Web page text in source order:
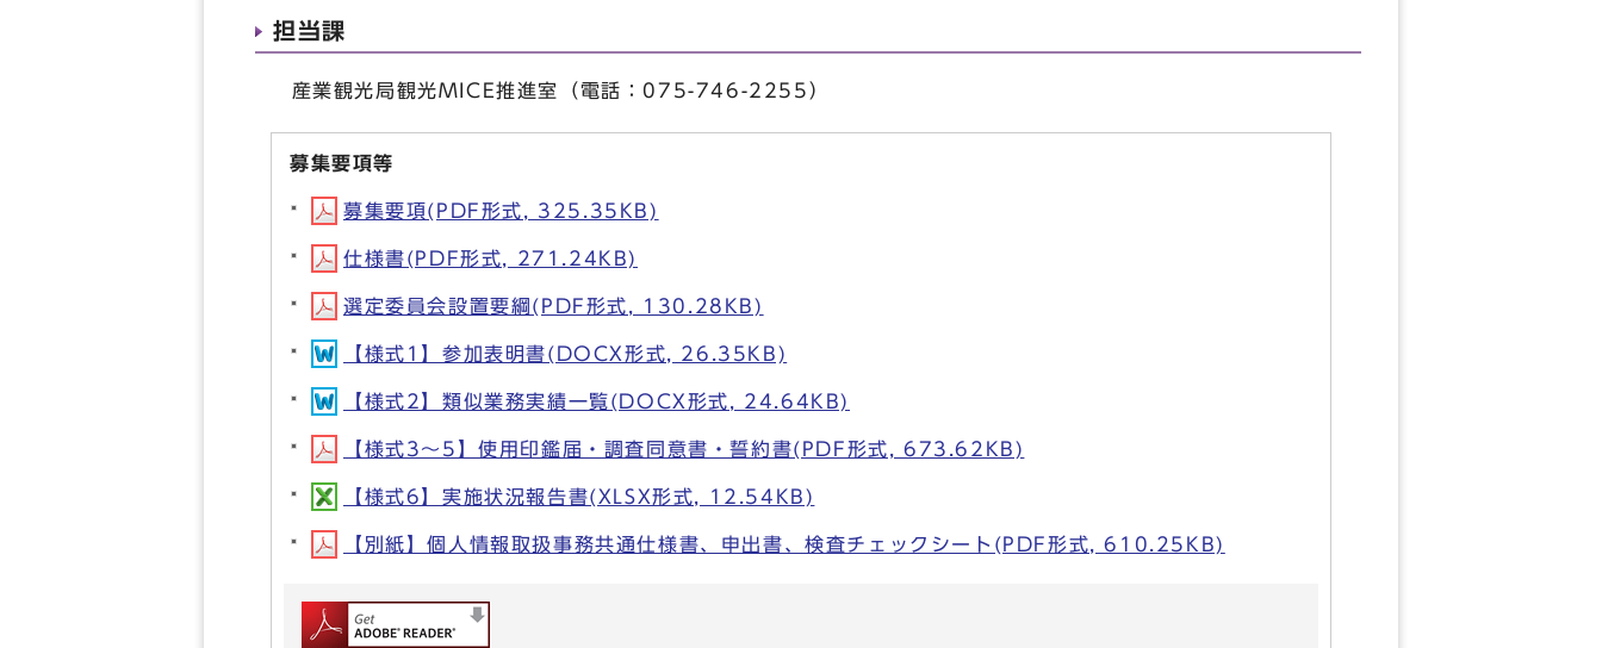
担当課
産業観光局観光MICE推進室（電話：075-746-2255）
募集要項等
募集要項(PDF形式, 325.35KB)
仕様書(PDF形式, 271.24KB)
選定委員会設置要綱(PDF形式, 130.28KB)
【様式1】参加表明書(DOCX形式, 26.35KB)
【様式2】類似業務実績一覧(DOCX形式, 24.64KB)
【様式3～5】使用印鑑届・調査同意書・誓約書(PDF形式, 673.62KB)
【様式6】実施状況報告書(XLSX形式, 12.54KB)
【別紙】個人情報取扱事務共通仕様書、申出書、検査チェックシート(PDF形式, 610.25KB)